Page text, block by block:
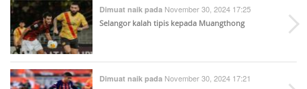
Dimuat naik pada November 30, 2024 17:25
Selangor kalah tipis kepada Muangthong
Dimuat naik pada November 30, 2024 17:21